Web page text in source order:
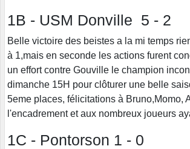
1B - USM Donville 5 - 2
Belle victoire des beistes a la mi temps
à 1,mais en seconde les actions furent
un effort contre Gouville le champion
dimanche 15H pour clôturer une belle
5eme places, félicitations à Bruno,Momo,
l'encadrement et aux nombreux joueurs
1C - Pontorson 1 - 0